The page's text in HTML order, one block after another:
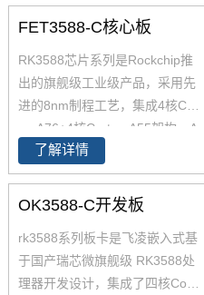
用型SoC，瑞芯微RK3568芯片是
一款定位中高端的通用型SoC，
NPU达到1Tops，飞凌RK3568系
列核心板提供瑞芯微RK3568规
格书_datasheet_数据手册_原理
图等，
FET3588-C核心板
RK3588芯片系列是Rockchip推
出的旗舰级工业级产品，采用先
进的8nm制程工艺，集成4核Cort
ex-A76+4核Cortex-A55架构，A
76主频高达2.4GHz，A55核主频
高达1.8GHz，能够提供强大的性
能支撑。飞凌FET3588-C核心板
力测试，确保在高端应用中能够
稳定运行。您可以通过飞凌提供
的rk3588开发套件充分评估和验
了解详情
OK3588-C开发板
rk3588系列板卡是飞凌嵌入式基
于国产瑞芯微旗舰级 RK3588处
理器开发设计，集成了四核Corte